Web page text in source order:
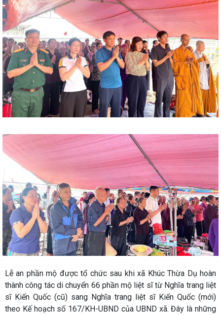
Lễ an phần mộ được tổ chức sau khi xã Khúc Thừa Dụ hoàn
thành công tác di chuyển 66 phần mộ liệt sĩ từ Nghĩa trang liệt
sĩ Kiến Quốc (cũ) sang Nghĩa trang liệt sĩ Kiến Quốc (mới)
theo Kế hoạch số 167/KH-UBND của UBND xã. Đây là những